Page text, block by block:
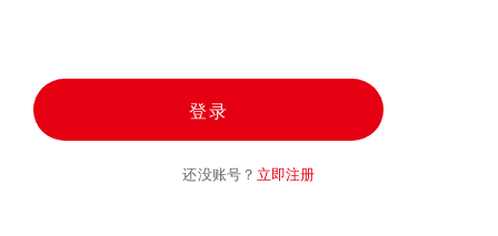
登录
还没账号？ 立即注册